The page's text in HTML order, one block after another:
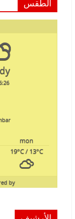
الطقس
am
mon
19°C/ 13°C
by